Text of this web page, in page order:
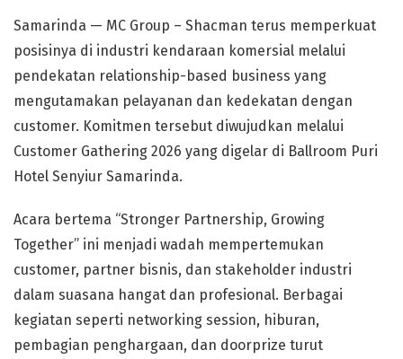
Samarinda — MC Group – Shacman terus memperkuat
posisinya di industri kendaraan komersial melalui
pendekatan relationship-based business yang
mengutamakan pelayanan dan kedekatan dengan
customer. Komitmen tersebut diwujudkan melalui
Customer Gathering 2026 yang digelar di Ballroom Puri
Hotel Senyiur Samarinda.
Acara bertema “Stronger Partnership, Growing
Together” ini menjadi wadah mempertemukan
customer, partner bisnis, dan stakeholder industri
dalam suasana hangat dan profesional. Berbagai
kegiatan seperti networking session, hiburan,
pembagian penghargaan, dan doorprize turut